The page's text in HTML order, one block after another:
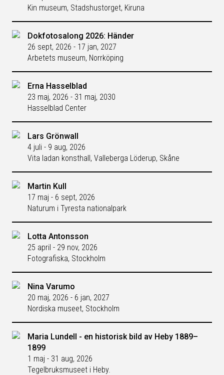
Kin museum, Stadshustorget, Kiruna
Dokfotosalong 2026: Händer
26 sept, 2026 - 17 jan, 2027
Arbetets museum, Norrköping
Erna Hasselblad
23 maj, 2026 - 31 maj, 2030
Hasselblad Center
Lars Grönwall
4 juli - 9 aug, 2026
Vita ladan konsthall, Valleberga Löderup, Skåne
Martin Kull
17 maj - 6 sept, 2026
Naturum i Tyresta nationalpark
Lotta Antonsson
25 april - 29 nov, 2026
Fotografiska, Stockholm
Nina Varumo
20 maj, 2026 - 6 jan, 2027
Nordiska museet, Stockholm
Maria Lundell - en historisk bild av Heby 1889–
1899
1 maj - 31 aug, 2026
Tegelbruksmuseet i Heby.